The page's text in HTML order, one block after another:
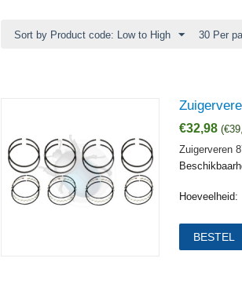
Sort by Product code: Low to High 30 Per
€32,98 (€
Zuigerveren
Hoeveelheid:
BESTEL